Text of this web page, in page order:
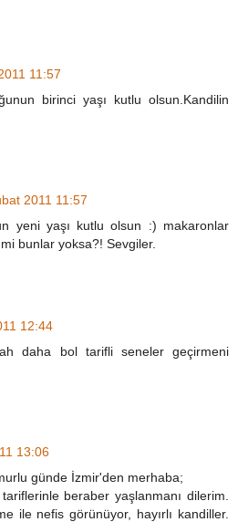
11:57
birinci yaşı kutlu olsun.Kandilin
2011 11:57
yeni yaşı kutlu olsun :) makaronlar
bunlar yoksa?! Sevgiler.
12:44
daha bol tarifli seneler geçirmeni
13:06
günde İzmir'den merhaba;
beraber yaşlanmanı dilerim.
ile nefis görünüyor, hayırlı kandiller.